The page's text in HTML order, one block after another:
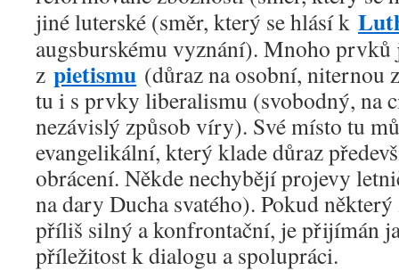
jiné luterské (směr, který se hlásí k
augsburskému vyznání). Mnoho prvků
z pietismu (důraz na osobní, niternou
tu i s prvky liberalismu (svobodný, na
nezávislý způsob víry). Své místo tu
evangelikální, který klade důraz
obrácení. Někde nechybějí projevy
na dary Ducha svatého). Pokud
příliš silný a konfrontační, je přijímán
příležitost k dialogu a spolupráci.